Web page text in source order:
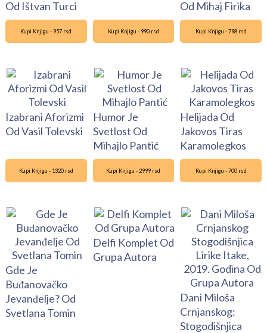
Od Ištvan Turci Od Mihaj Firika
Kupi Knjigu - 957 rsd
Izabrani Aforizmi
Od Vasil Tolevski
Kupi Knjigu - 990 rsd
Humor Je
Svetlost Od
Mihajlo Pantić
Kupi Knjigu - 798 rsd
Helijada Od
Jakovos Tiras
Karamolegkos
Kupi Knjigu - 1320 rsd
Gde Je
Buđanovačko
Jevanđelje? Od
Svetlana Tomin
Kupi Knjigu - 2999 rsd
Delfi Komplet Od
Grupa Autora
Kupi Knjigu - 700 rsd
Dani Miloša
Crnjanskog:
Stogodišnjica